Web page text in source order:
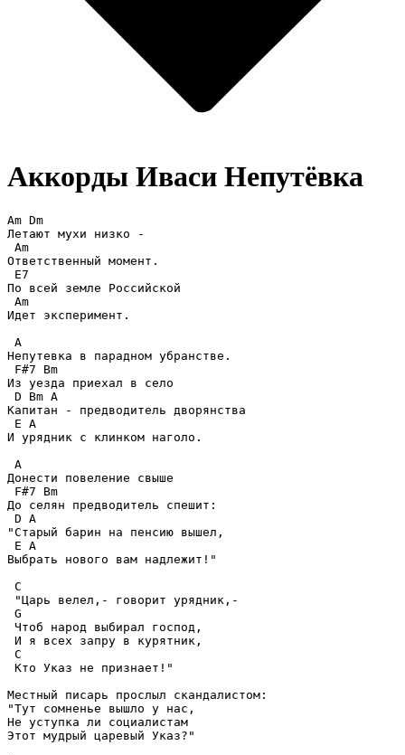
Аккорды Иваси Непутёвка
Am Dm
Летают мухи низко -
Am
Ответственный момент.
E7
По всей земле Российской
Am
Идет эксперимент.
A
Непутевка в парадном убранстве.
F#7 Bm
Из уезда приехал в село
D Bm A
Капитан - предводитель дворянства
E A
И урядник с клинком наголо.
A
Донести повеление свыше
F#7 Bm
До селян предводитель спешит:
D A
"Старый барин на пенсию вышел,
E A
Выбрать нового вам надлежит!"
C
"Царь велел,- говорит урядник,-
G
Чтоб народ выбирал господ,
И я всех запру в курятник,
C
Кто Указ не признает!"
Местный писарь прослыл скандалистом:
"Тут сомненье вышло у нас,
Не уступка ли социалистам
Этот мудрый царевый Указ?"